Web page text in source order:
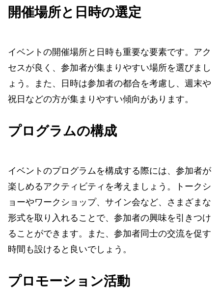
開催場所と日時の選定
イベントの開催場所と日時も重要な要素です。アク
セスが良く、参加者が集まりやすい場所を選びまし
ょう。また、日時は参加者の都合を考慮し、週末や
祝日などの方が集まりやすい傾向があります。
プログラムの構成
イベントのプログラムを構成する際には、参加者が
楽しめるアクティビティを考えましょう。トークシ
ョーやワークショップ、サイン会など、さまざまな
形式を取り入れることで、参加者の興味を引きつけ
ることができます。また、参加者同士の交流を促す
時間も設けると良いでしょう。
プロモーション活動